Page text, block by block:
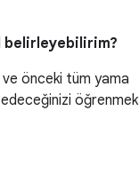
belirleyebilirim?
önceki tüm yama
edeceğinizi öğrenmek